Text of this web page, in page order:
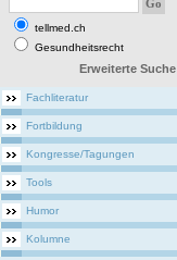
tellmed.ch
Gesundheitsrecht
Erweiterte Suche
Fachliteratur
Fortbildung
Kongresse/Tagungen
Tools
Humor
Kolumne